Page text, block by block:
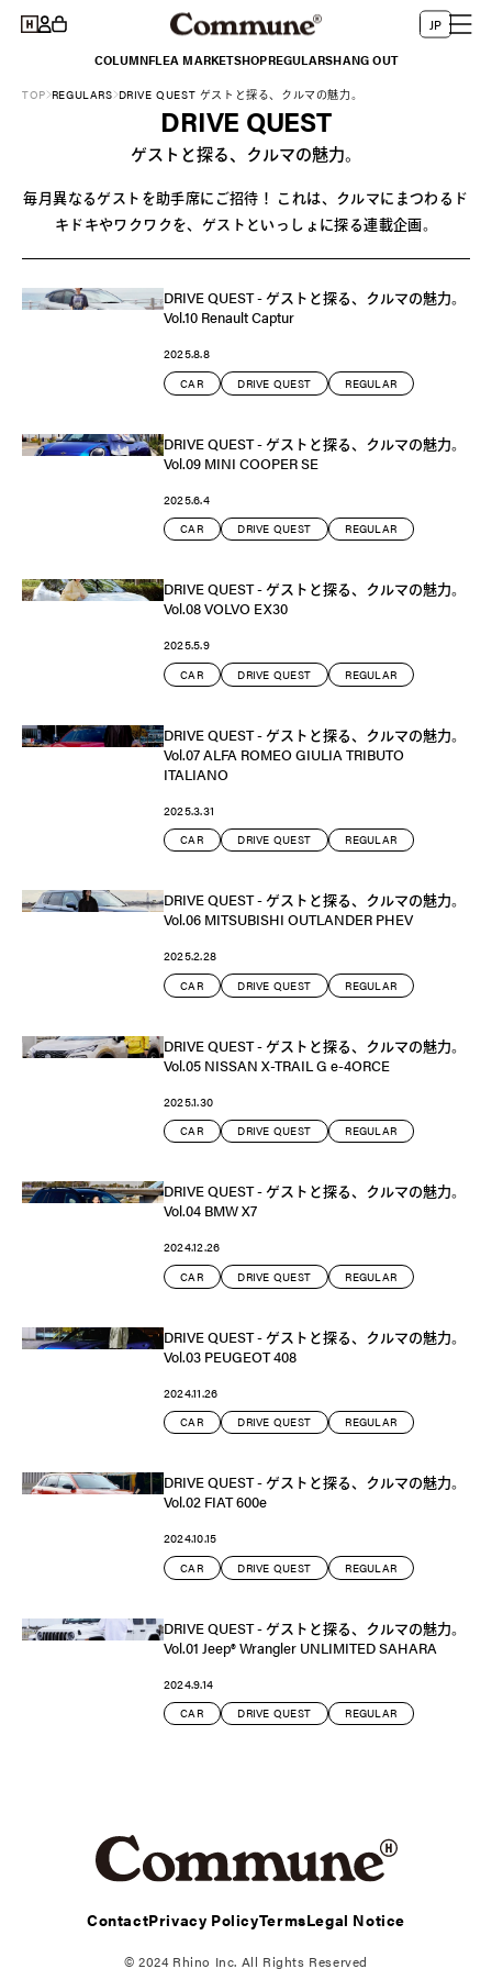
ンツに
イ
ー
言
JP
COLUMNFLEA MARKETSHOPREGULARSHANG OUT
TOP REGULARS DRIVE QUEST ゲストと探る、クルマの魅力。
DRIVE QUEST
ゲストと探る、クルマの魅力。
毎月異なるゲストを助手席にご招待！ これは、クルマにまつわるド
キドキやワクワクを、ゲストといっしょに探る連載企画。
DRIVE QUEST - ゲストと探る、クルマの魅力。
Vol.10 Renault Captur
2025.8.8
CAR DRIVE QUEST REGULAR
DRIVE QUEST - ゲストと探る、クルマの魅力。
Vol.09 MINI COOPER SE
2025.6.4
CAR DRIVE QUEST REGULAR
DRIVE QUEST - ゲストと探る、クルマの魅力。
Vol.08 VOLVO EX30
2025.5.9
CAR DRIVE QUEST REGULAR
DRIVE QUEST - ゲストと探る、クルマの魅力。
Vol.07 ALFA ROMEO GIULIA TRIBUTO
ITALIANO
2025.3.31
CAR DRIVE QUEST REGULAR
DRIVE QUEST - ゲストと探る、クルマの魅力。
Vol.06 MITSUBISHI OUTLANDER PHEV
2025.2.28
CAR DRIVE QUEST REGULAR
DRIVE QUEST - ゲストと探る、クルマの魅力。
Vol.05 NISSAN X-TRAIL G e-4ORCE
2025.1.30
CAR DRIVE QUEST REGULAR
DRIVE QUEST - ゲストと探る、クルマの魅力。
Vol.04 BMW X7
2024.12.26
CAR DRIVE QUEST REGULAR
DRIVE QUEST - ゲストと探る、クルマの魅力。
Vol.03 PEUGEOT 408
2024.11.26
CAR DRIVE QUEST REGULAR
DRIVE QUEST - ゲストと探る、クルマの魅力。
Vol.02 FIAT 600e
2024.10.15
CAR DRIVE QUEST REGULAR
DRIVE QUEST - ゲストと探る、クルマの魅力。
Vol.01 Jeep®︎ Wrangler UNLIMITED SAHARA
2024.9.14
CAR DRIVE QUEST REGULAR
ContactPrivacy PolicyTermsLegal Notice
© 2024 Rhino Inc. All Rights Reserved